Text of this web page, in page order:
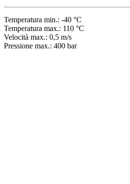
Temperatura min.: -40 °C
Temperatura max.: 110 °C
Velocità max.: 0,5 m/s
Pressione max.: 400 bar